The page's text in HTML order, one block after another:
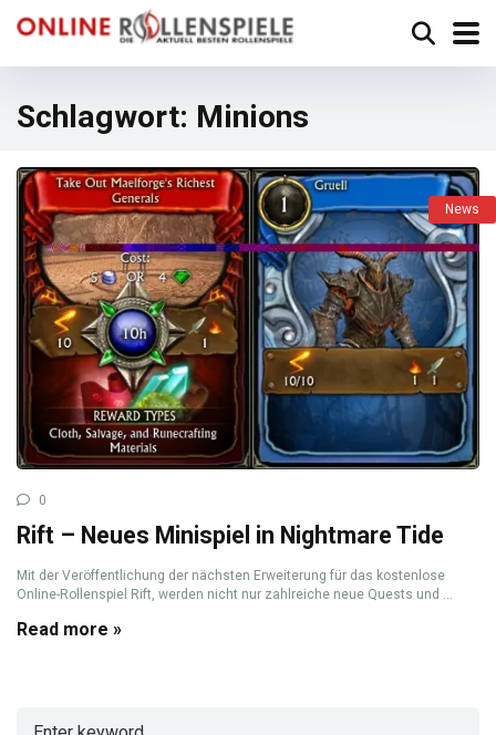
Schlagwort: Minions
News
0
Rift – Neues Minispiel in Nightmare Tide
Mit der Veröffentlichung der nächsten Erweiterung für das kostenlose
Online-Rollenspiel Rift, werden nicht nur zahlreiche neue Quests und ...
Read more »